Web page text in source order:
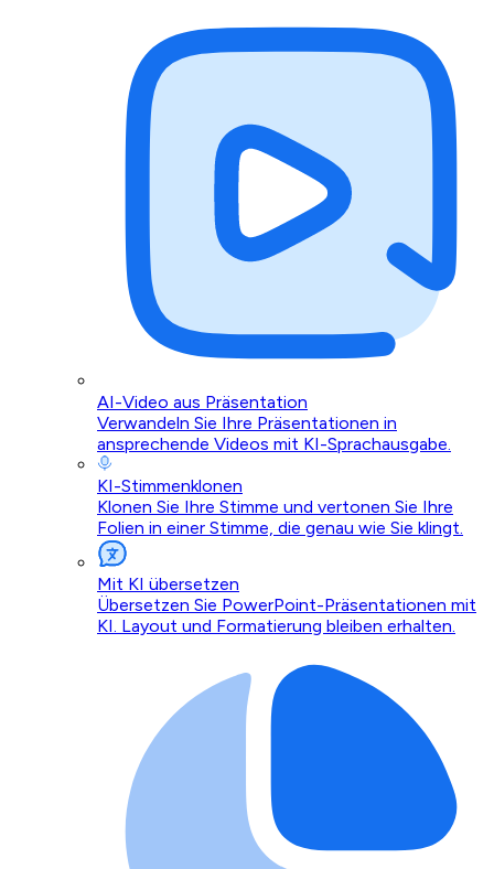
AI-Video aus Präsentation
Verwandeln Sie Ihre Präsentationen in
ansprechende Videos mit KI-Sprachausgabe.
KI-Stimmenklonen
Klonen Sie Ihre Stimme und vertonen Sie Ihre
Folien in einer Stimme, die genau wie Sie klingt.
Mit KI übersetzen
Übersetzen Sie PowerPoint-Präsentationen mit
KI. Layout und Formatierung bleiben erhalten.